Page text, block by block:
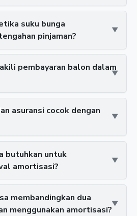
suku bunga
pinjaman?
pembayaran balon dalam
asuransi cocok dengan
butuhkan untuk
amortisasi?
membandingkan dua
menggunakan amortisasi?